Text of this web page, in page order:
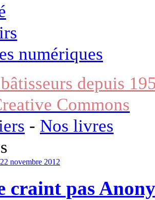
numériques
depuis
Commons
- Nos livres
novembre 2012
craint pas